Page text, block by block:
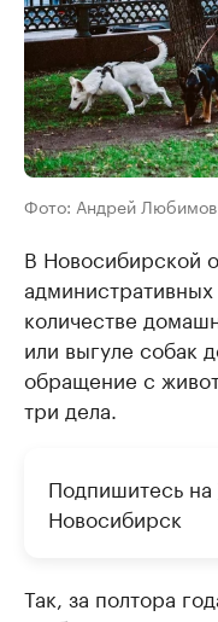
Фото: Андрей
В Новосибирской
количестве
или выгуле собак
обращение с
три дела.
Подпишитесь на
Новосибирск
Так, за полтора